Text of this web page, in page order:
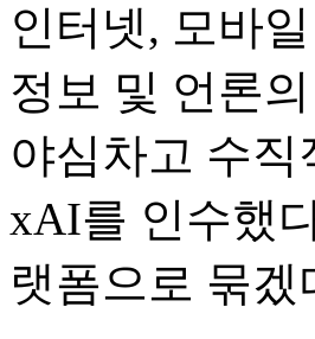
인터넷, 모바
정보 및 언론
야심차고 수
xAI를 인수했
랫폼으로 묶